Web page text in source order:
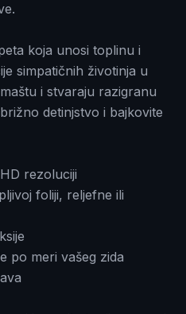
koja unosi toplinu i
simpatičnih životinja u
i stvaraju razigranu
detinjstvo i bajkovite
rezoluciji
foliji, reljefne ili
po meri vašeg zida